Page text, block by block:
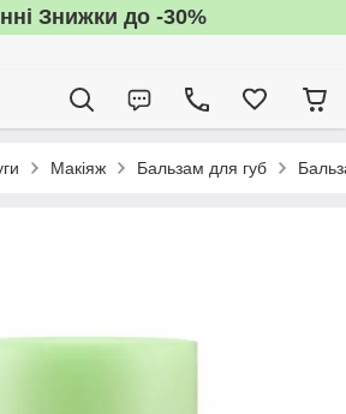
Знижки до -30%
Макіяж Бальзам для губ